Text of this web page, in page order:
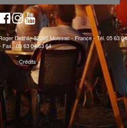
Delthil - 82200 Moissac - France - Tél. 05 63 04
Fax : 05 63 04 63 64
Crédits